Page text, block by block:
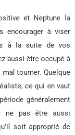
et Neptune la
encourager à viser
à la suite de vos
aussi être occupé à
tourner. Quelque
ce qui en vaut
généralement
ne pas être aussi
soit approprié de